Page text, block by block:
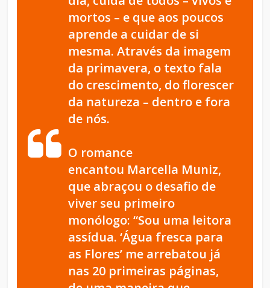
mortos – e que aos poucos
aprende a cuidar de si
mesma. Através da imagem
da primavera, o texto fala
do crescimento, do florescer
da natureza – dentro e fora
de nós.
O romance
encantou Marcella Muniz,
que abraçou o desafio de
viver seu primeiro
monólogo:“Sou uma leitora
assídua. ‘Água fresca para
as Flores’ me arrebatou já
nas 20 primeiras páginas,